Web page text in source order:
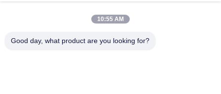
Στοιχεία Επικοινωνίας
- Όχι, όχι, όχι.151Οδός Dongrong, πόλη Bacheng, πόλη
10:55 AM
Good day, what product are you looking for?